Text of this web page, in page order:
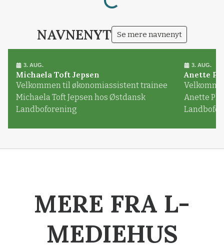
NAVNENYT Se mere navnenyt
3. AUG.
Michaela Toft Jepsen
Velkommen til økonomiassistent trainee
Michaela Toft Jepsen hos Østdansk
Landboforening
3. AUG.
Anette
Anette
MERE FRA L-
MEDIEHUS